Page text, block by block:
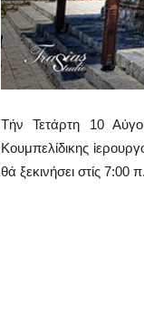
Τήν Τετάρτη 10
Κουμπελίδικης
θά ξεκινήσει στίς 7:00